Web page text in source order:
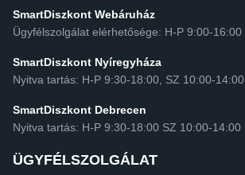
SmartDiszkont Webáruház
Ügyfélszolgálat elérhetősége: H-P 9:00-16:00
SmartDiszkont Nyíregyháza
Nyitva tartás: H-P 9:30-18:00, SZ 10:00-14:00
SmartDiszkont Debrecen
Nyitva tartás: H-P 9:30-18:00 SZ 10:00-14:00
ÜGYFÉLSZOLGÁLAT